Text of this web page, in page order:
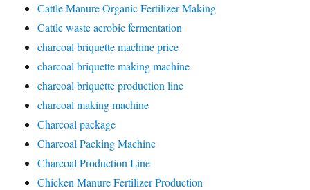
Cattle Manure Organic Fertilizer Making
Cattle waste aerobic fermentation
charcoal briquette machine price
charcoal briquette making machine
charcoal briquette production line
charcoal making machine
Charcoal package
Charcoal Packing Machine
Charcoal Production Line
Chicken Manure Fertilizer Production